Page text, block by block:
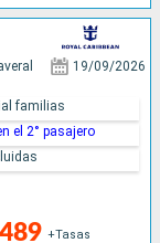
19/09/2026
+Tasas
familias
el 2° pasajero